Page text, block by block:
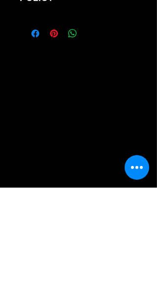
We'll take it back and exchange